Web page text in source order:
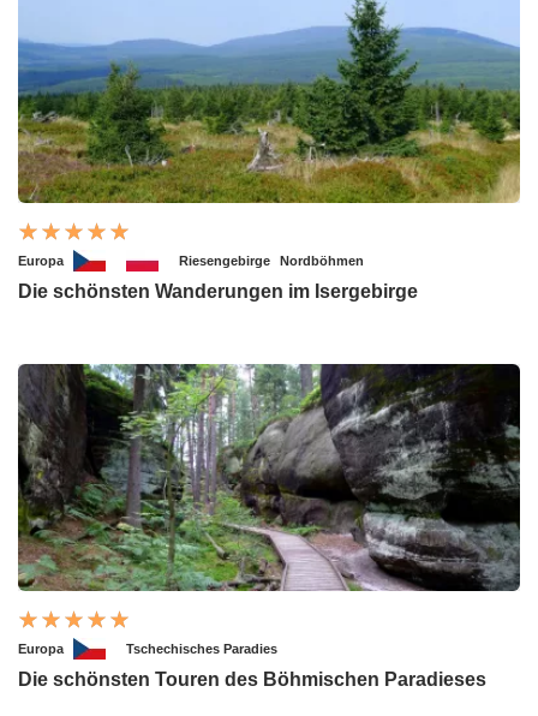
Europa Riesengebirge Nordböhmen
Die schönsten Wanderungen im Isergebirge
Europa Tschechisches Paradies
Die schönsten Touren des Böhmischen Paradieses